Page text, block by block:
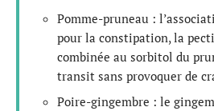
Pomme-pruneau :
pour la constipation, la
combinée au sorbitol du
transit sans provoquer de
Poire-gingembre : le